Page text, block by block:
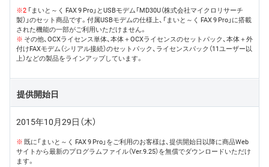
※2 「まいと～く FAX 9 Pro」とUSBモデム「MD30U（株式会社マイクロリサーチ
製）」のセット商品です。付属USBモデムの仕様上、「まいと～く FAX 9 Pro」に搭載
された機能の一部がご利用いただけません。
※ その他、OCXライセンス単体、本体＋OCXライセンスのセットパック、本体＋外
付けFAXモデム（シリアル接続）のセットパック、ライセンスパック（11ユーザー以
上）などの製品をラインアップしています。
提供開始日
2015年10月29日（木）
※既に「まいと～く FAX 9 Pro」をご利用のお客様は、提供開始日以降に商品Web
サイトから最新のプログラムファイル（Ver.9.25）を無償でダウンロードいただけ
ます。